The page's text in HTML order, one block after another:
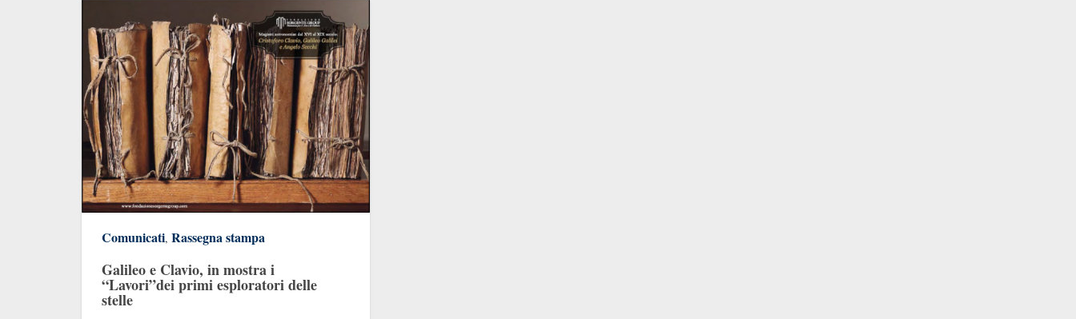
Comunicati, Rassegna stampa
Galileo e Clavio, in mostra i
“Lavori”dei primi esploratori delle
stelle